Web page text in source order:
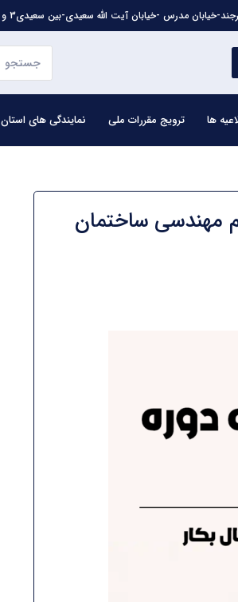
خیابان مدرس -خیابان آیت الله سعیدی-بین سعیدی3 و 5
ها ترویج مقررات ملی نمایندگی های استان
سازمان نظام مهندسی ساختمان